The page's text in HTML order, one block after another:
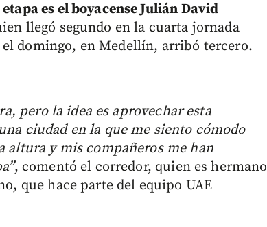
es el boyacense Julián David
llegó segundo en la cuarta jornada
domingo, en Medellín, arribó tercero.
pero la idea es aprovechar esta
ciudad en la que me siento cómodo
altura y mis compañeros me han
, comentó el corredor, quien es hermano
que hace parte del equipo UAE